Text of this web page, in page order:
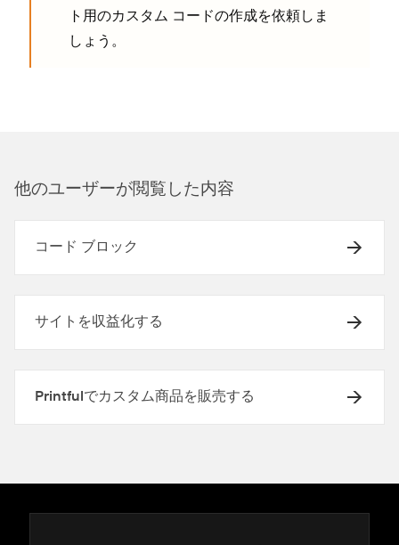
ト用のカスタム コ⁠ードの作成を依頼しま
し⁠ょう⁠。
他のユ⁠ーザ⁠ーが閲覧した内容
コード ブロック
サイトを収益化する
Printfulでカスタム商品を販売する